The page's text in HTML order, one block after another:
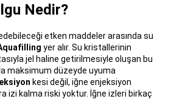
Nedir?
etken maddeler arasında su
yer alır. Su kristallerinin
jel haline getirilmesiyle oluşan bu
maksimum düzeyde uyuma
kesi değil, iğne enjeksiyon
izi kalma riski yoktur. İğne izleri birkaç